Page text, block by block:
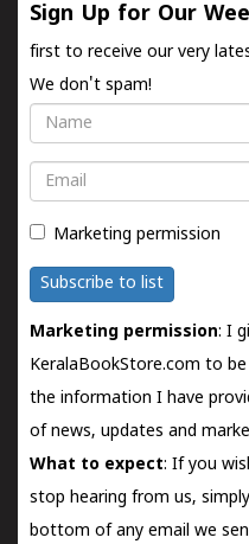
Sign Up for Our
first to receive our very
We don't spam!
Name
Email
Marketing permission
Subscribe to list
Marketing permission: I
KeralaBookStore.com to
the information I have
of news, updates and
What to expect: If you
stop hearing from us,
bottom of any email we